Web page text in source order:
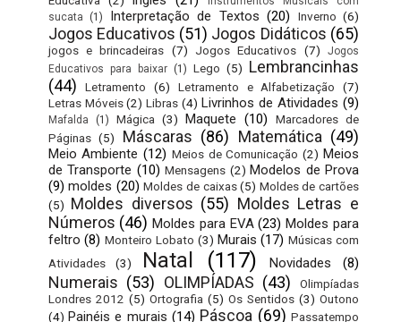
sucata
(1) Interpretação de Textos (20) Inverno (6)
Jogos Educativos (51) Jogos Didáticos (65)
jogos e brincadeiras (7) Jogos Educativos (7)
Jogos
Educativos para baixar (1) Lego (5) Lembrancinhas
(44)
Letramento (6) Letramento e Alfabetização
(7)
Letras Móveis (2) Libras (4) Livrinhos de Atividades (9)
Mafalda (1) Mágica (3) Maquete (10)
Marcadores de
Páginas (5) Máscaras (86) Matemática (49)
Meio Ambiente (12) Meios de Comunicação (2) Meios
de Transporte (10) Mensagens (2) Modelos de Prova
(9) moldes (20) Moldes de caixas (5) Moldes de cartões
(5) Moldes diversos (55) Moldes Letras e
Números (46) Moldes para EVA (23) Moldes para
feltro (8) Monteiro Lobato (3) Murais (17) Músicas com
Atividades
(3) Natal (117) Novidades (8)
Numerais (53) OLIMPÍADAS (43)
Olimpíadas
Londres 2012 (5) Ortografia (5) Os Sentidos (3) Outono
(4) Painéis e murais (14) Páscoa (69) Passatempo